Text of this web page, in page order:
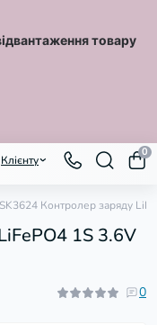
товару
Клієнту
0
SK3624 Контролер заряду
1S 3.6V
0